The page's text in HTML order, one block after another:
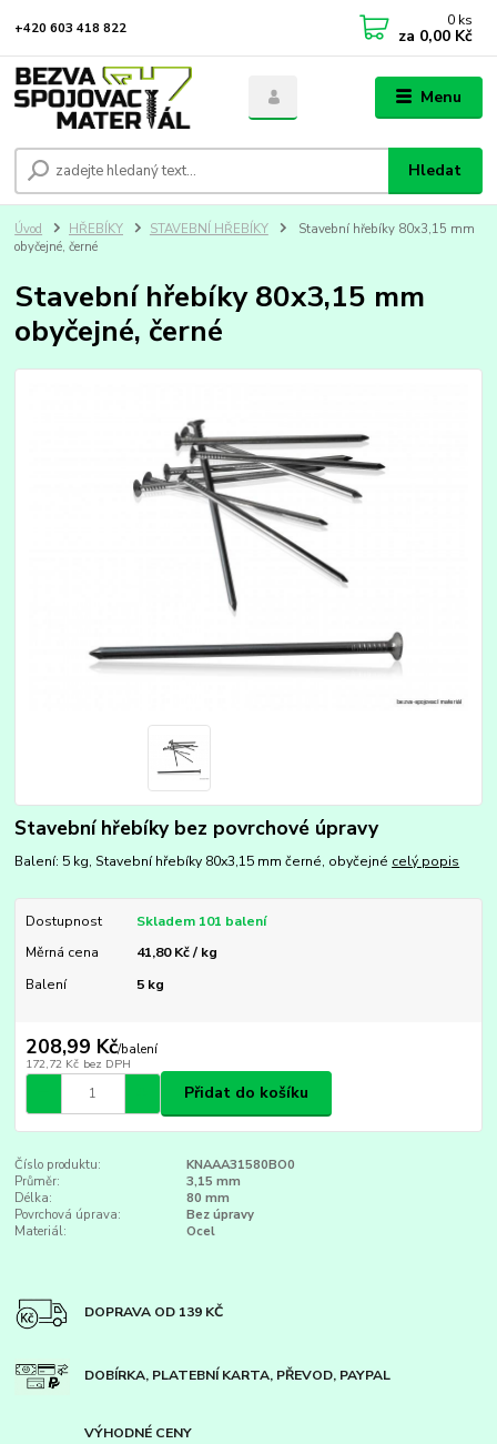
Menu
Hledat
+420 603 418 822 0 ks
za 0,00 Kč
Úvod HŘEBÍKY STAVEBNÍ HŘEBÍKY
Stavební hřebíky 80x3,15 mm
obyčejné, černé
Stavební hřebíky 80x3,15 mm
obyčejné, černé
Stavební hřebíky bez povrchové úpravy
Balení: 5 kg, Stavební hřebíky 80x3,15 mm černé, obyčejné celý popis
Dostupnost
Skladem 101 balení
Měrná cena
41,80 Kč / kg
Balení
5 kg
208,99 Kč/balení
172,72 Kč bez DPH
Přidat do košíku
Číslo produktu:
KNAAA31580BO0
Průměr:
3,15 mm
Délka:
80 mm
Povrchová úprava:
Bez úpravy
Materiál:
Ocel
DOPRAVA OD 139 KČ
DOBÍRKA, PLATEBNÍ KARTA, PŘEVOD, PAYPAL
VÝHODNÉ CENY